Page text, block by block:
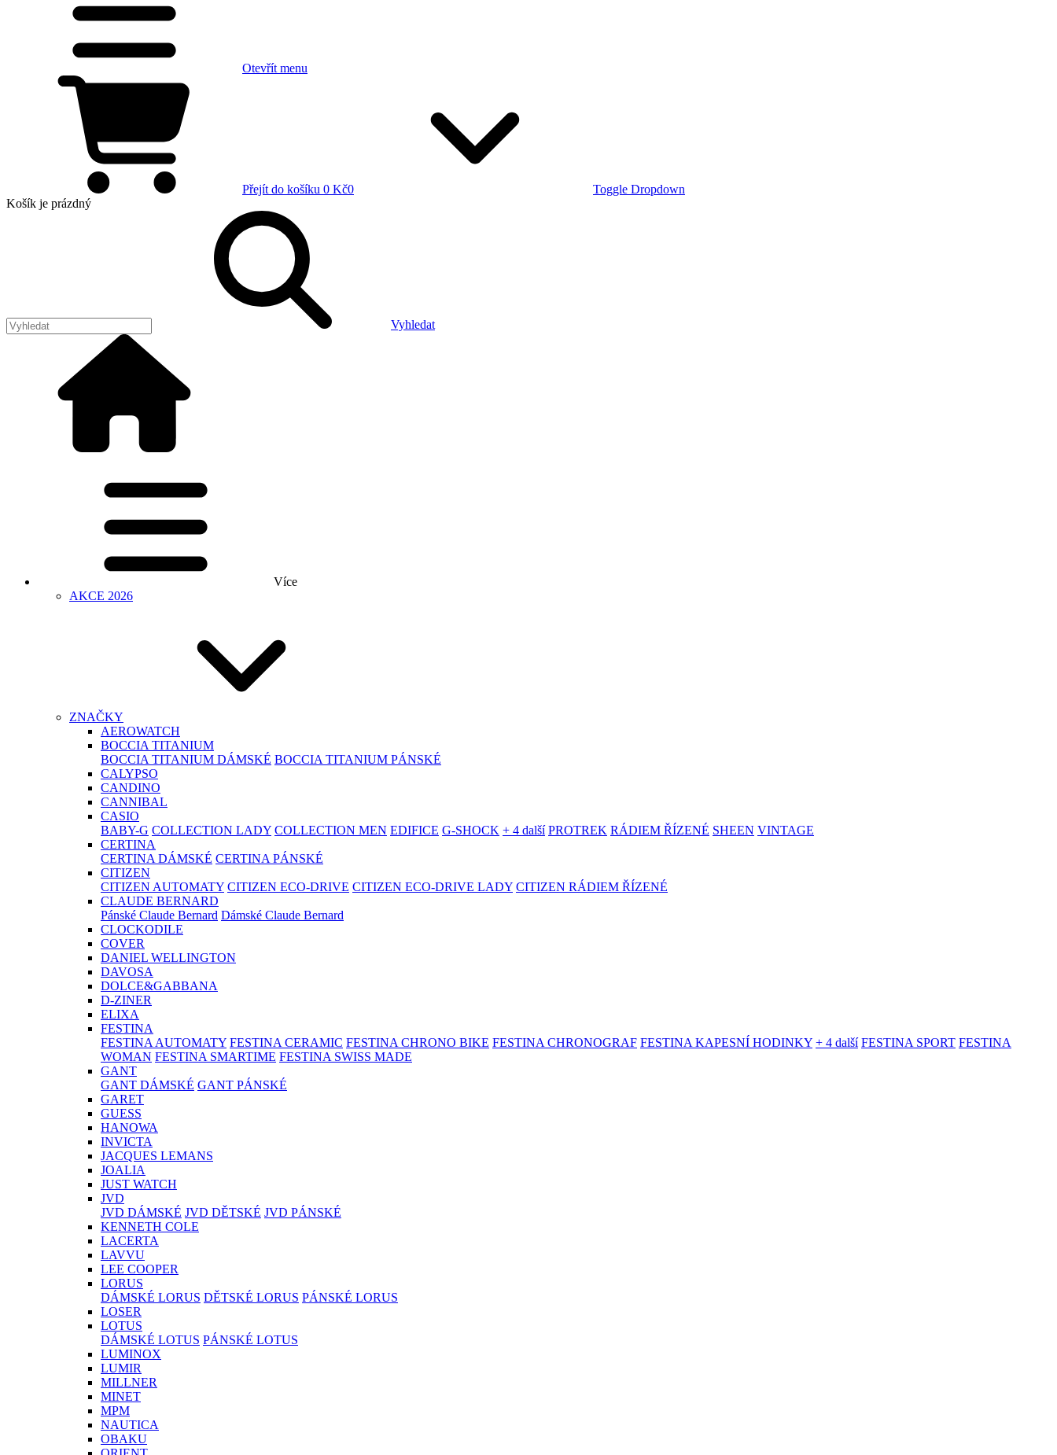
Otevřít menu
Přejít do košíku 0 Kč0
Toggle Dropdown
Košík je prázdný
Vyhledat
Více
AKCE 2026
ZNAČKY
AEROWATCH
BOCCIA TITANIUM
BOCCIA TITANIUM DÁMSKÉ BOCCIA TITANIUM PÁNSKÉ
CALYPSO
CANDINO
CANNIBAL
CASIO
BABY-G COLLECTION LADY COLLECTION MEN EDIFICE G-SHOCK + 4 další PROTREK RÁDIEM ŘÍZENÉ SHEEN VINTAGE
CERTINA
CERTINA DÁMSKÉ CERTINA PÁNSKÉ
CITIZEN
CITIZEN AUTOMATY CITIZEN ECO-DRIVE CITIZEN ECO-DRIVE LADY CITIZEN RÁDIEM ŘÍZENÉ
CLAUDE BERNARD
Pánské Claude Bernard Dámské Claude Bernard
CLOCKODILE
COVER
DANIEL WELLINGTON
DAVOSA
DOLCE&GABBANA
D-ZINER
ELIXA
FESTINA
FESTINA AUTOMATY FESTINA CERAMIC FESTINA CHRONO BIKE FESTINA CHRONOGRAF FESTINA KAPESNÍ HODINKY + 4 další FESTINA SPORT FESTINA
WOMAN FESTINA SMARTIME FESTINA SWISS MADE
GANT
GANT DÁMSKÉ GANT PÁNSKÉ
GARET
GUESS
HANOWA
INVICTA
JACQUES LEMANS
JOALIA
JUST WATCH
JVD
JVD DÁMSKÉ JVD DĚTSKÉ JVD PÁNSKÉ
KENNETH COLE
LACERTA
LAVVU
LEE COOPER
LORUS
DÁMSKÉ LORUS DĚTSKÉ LORUS PÁNSKÉ LORUS
LOSER
LOTUS
DÁMSKÉ LOTUS PÁNSKÉ LOTUS
LUMINOX
LUMIR
MILLNER
MINET
MPM
NAUTICA
OBAKU